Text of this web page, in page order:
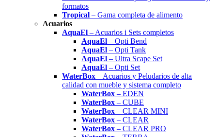
formatos
Tropical – Gama completa de alimento
Acuarios
AquaEl – Acuarios i Sets completos
AquaEl – Opti Bend
AquaEl – Opti Tank
AquaEl – Ultra Scape Set
AquaEl – Opti Set
WaterBox – Acuarios y Peludarios de alta
calidad con mueble y sistema completo
WaterBox – EDEN
WaterBox – CUBE
WaterBox – CLEAR MINI
WaterBox – CLEAR
WaterBox – CLEAR PRO